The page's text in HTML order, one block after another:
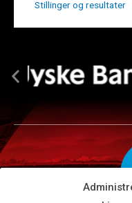
Stillinger og resultater